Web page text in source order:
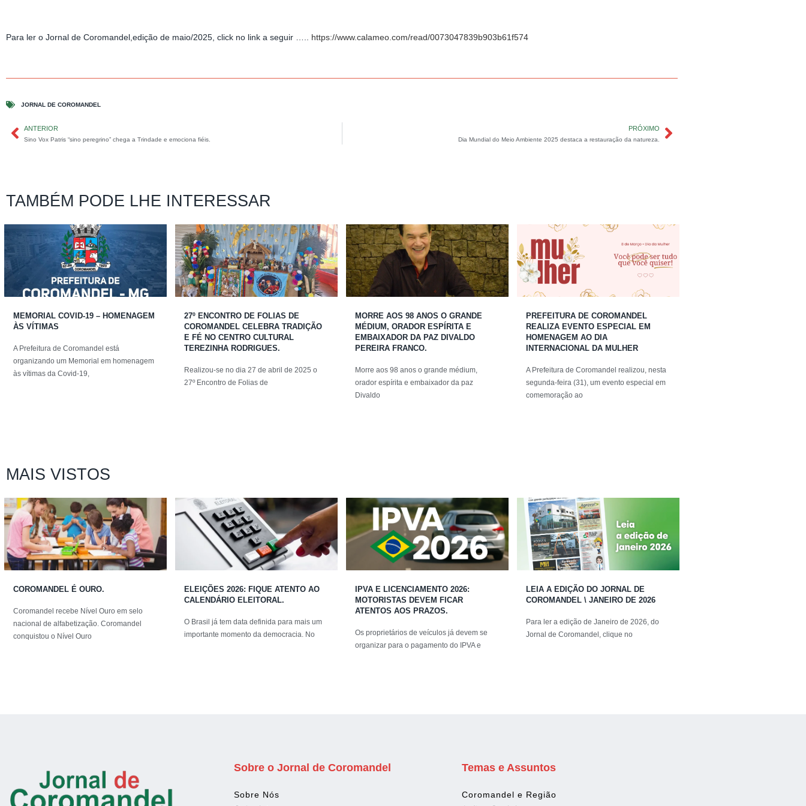
Para ler o Jornal de Coromandel,edição de maio/2025, click no link a seguir ….. https://www.calameo.com/read/0073047839b903b61f574
JORNAL DE COROMANDEL
ANTERIOR
Sino Vox Patris “sino peregrino” chega a Trindade e emociona fiéis.
PRÓXIMO
Dia Mundial do Meio Ambiente 2025 destaca a restauração da natureza.
TAMBÉM PODE LHE INTERESSAR
MEMORIAL COVID-19 – HOMENAGEM
ÀS VÍTIMAS
A Prefeitura de Coromandel está
organizando um Memorial em homenagem
às vítimas da Covid-19,
27º ENCONTRO DE FOLIAS DE
COROMANDEL CELEBRA TRADIÇÃO
E FÉ NO CENTRO CULTURAL
TEREZINHA RODRIGUES.
Realizou-se no dia 27 de abril de 2025 o
27º Encontro de Folias de
MORRE AOS 98 ANOS O GRANDE
MÉDIUM, ORADOR ESPÍRITA E
EMBAIXADOR DA PAZ DIVALDO
PEREIRA FRANCO.
Morre aos 98 anos o grande médium,
orador espírita e embaixador da paz
Divaldo
PREFEITURA DE COROMANDEL
REALIZA EVENTO ESPECIAL EM
HOMENAGEM AO DIA
INTERNACIONAL DA MULHER
A Prefeitura de Coromandel realizou, nesta
segunda-feira (31), um evento especial em
comemoração ao
MAIS VISTOS
COROMANDEL É OURO.
Coromandel recebe Nível Ouro em selo
nacional de alfabetização. Coromandel
conquistou o Nível Ouro
ELEIÇÕES 2026: FIQUE ATENTO AO
CALENDÁRIO ELEITORAL.
O Brasil já tem data definida para mais um
importante momento da democracia. No
IPVA E LICENCIAMENTO 2026:
MOTORISTAS DEVEM FICAR
ATENTOS AOS PRAZOS.
Os proprietários de veículos já devem se
organizar para o pagamento do IPVA e
LEIA A EDIÇÃO DO JORNAL DE
COROMANDEL \ JANEIRO DE 2026
Para ler a edição de Janeiro de 2026, do
Jornal de Coromandel, clique no
Sobre o Jornal de Coromandel
Sobre Nós
Temas e Assuntos
Coromandel e Região